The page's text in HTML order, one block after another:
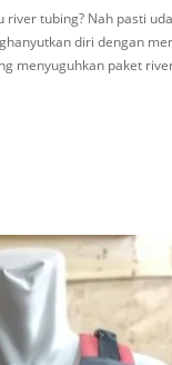
river tubing? Nah pasti
diri dengan
menyuguhkan paket